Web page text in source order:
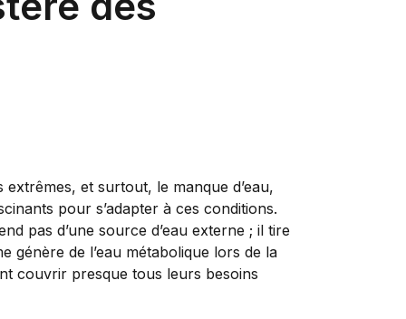
et surtout, le manque d’eau,
pour s’adapter à ces conditions.
pas d’une source d’eau externe ; il tire
génère de l’eau métabolique lors de la
couvrir presque tous leurs besoins